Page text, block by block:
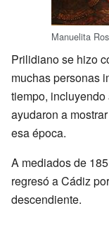
Manuelita
Prilidiano se hizo
muchas personas
tiempo,
ayudaron a
esa época.
A mediados de
regresó a Cádiz
descendiente.